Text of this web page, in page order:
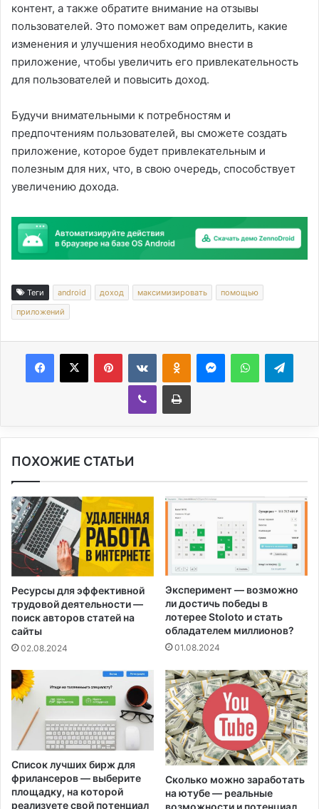
контент, а также обратите внимание на отзывы
пользователей. Это поможет вам определить, какие
изменения и улучшения необходимо внести в
приложение, чтобы увеличить его привлекательность
для пользователей и повысить доход.
Будучи внимательными к потребностям и
предпочтениям пользователей, вы сможете создать
приложение, которое будет привлекательным и
полезным для них, что, в свою очередь, способствует
увеличению дохода.
Теги android доход максимизировать
помощью
приложений
ПОХОЖИЕ СТАТЬИ
Ресурсы для эффективной
трудовой деятельности —
поиск авторов статей на
сайты
02.08.2024
Эксперимент — возможно
ли достичь победы в
лотерее Stoloto и стать
обладателем миллионов?
01.08.2024
Список лучших бирж для
фрилансеров — выберите
площадку, на которой
реализуете свой потенциал
Сколько можно заработать
на ютубе — реальные
возможности и потенциал